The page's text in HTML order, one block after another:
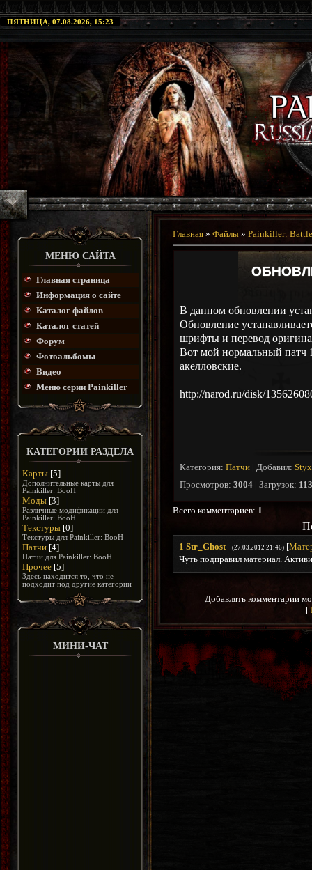
ПЯТНИЦА, 07.08.2026, 15:23
МЕНЮ САЙТА
Главная страница
Информация о сайте
Каталог файлов
Каталог статей
Форум
Фотоальбомы
Видео
Меню серии Painkiller
КАТЕГОРИИ РАЗДЕЛА
Карты [5]
Дополнительные карты для
Painkiller: BooH
Моды [3]
Различные модификации для
Painkiller: BooH
Текстуры [0]
Текстуры для Painkiller: BooH
Патчи [4]
Патчи для Painkiller: BooH
Прочее [5]
Здесь находится то, что не
подходит под другие категории
МИНИ-ЧАТ
Главная » Файлы » Painkiller:
В данном обновлении
Обновление
шрифты и перевод
Вот мой нормальный патч
акелловские.
http://narod.ru/disk/
Категория: Патчи Добавил:
Просмотров: 3004 Загрузок:
Всего комментариев: 1
1 Str_Ghost (27.03.2012 21:46) [
Чуть подправил материал.
Добавлять комментарии
[